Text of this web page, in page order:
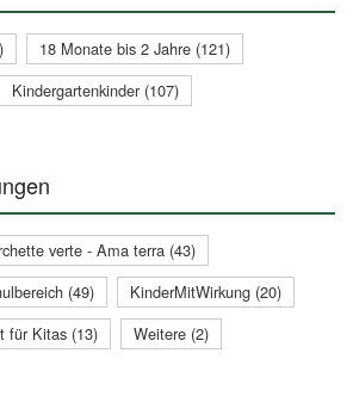
18 Monate bis 2 Jahre (121)
Kindergartenkinder (107)
verte - Ama terra (43)
(49)
KinderMitWirkung (20)
für Kitas (13)
Weitere (2)